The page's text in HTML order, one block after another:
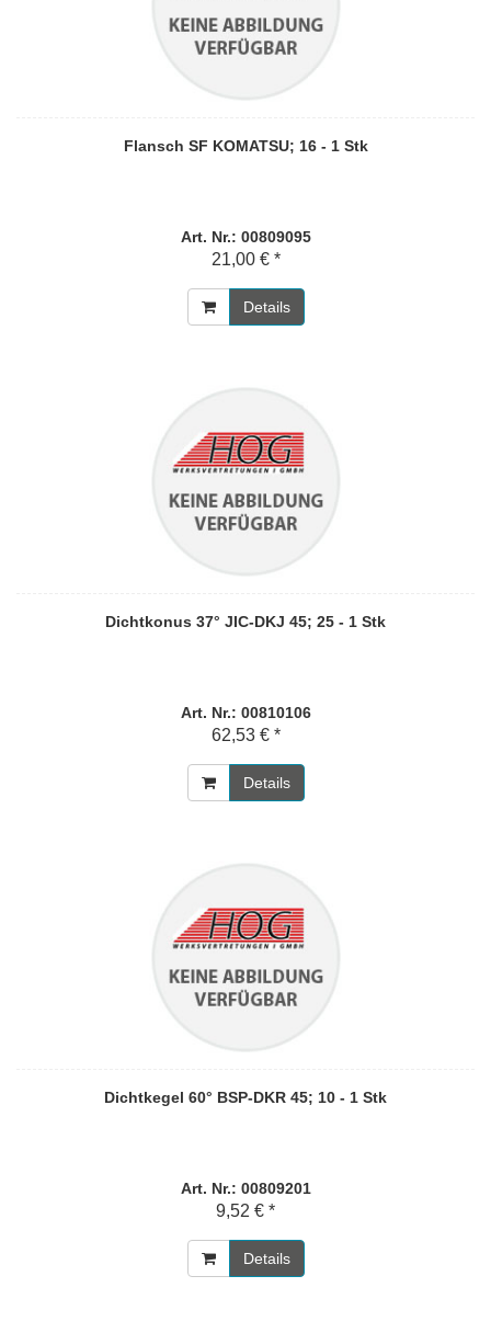
Flansch SF KOMATSU; 16 - 1 Stk
Art. Nr.: 00809095
21,00 € *
Details
Dichtkonus 37° JIC-DKJ 45; 25 - 1 Stk
Art. Nr.: 00810106
62,53 € *
Details
Dichtkegel 60° BSP-DKR 45; 10 - 1 Stk
Art. Nr.: 00809201
9,52 € *
Details